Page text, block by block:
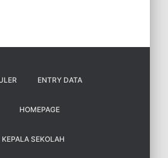
ENTRY DATA
HOMEPAGE
KEPALA SEKOLAH